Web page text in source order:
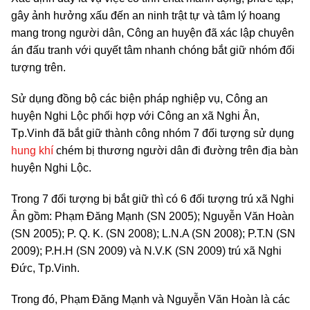
gây ảnh hưởng xấu đến an ninh trật tự và tâm lý hoang
mang trong người dân, Công an huyện đã xác lập chuyên
án đấu tranh với quyết tâm nhanh chóng bắt giữ nhóm đối
tượng trên.
Sử dụng đồng bộ các biện pháp nghiệp vụ, Công an
huyện Nghi Lộc phối hợp với Công an xã Nghi Ân,
Tp.Vinh đã bắt giữ thành công nhóm 7 đối tượng sử dụng
hung khí chém bị thương người dân đi đường trên địa bàn
huyện Nghi Lộc.
Trong 7 đối tượng bị bắt giữ thì có 6 đối tượng trú xã Nghi
Ân gồm: Phạm Đăng Mạnh (SN 2005); Nguyễn Văn Hoàn
(SN 2005); P. Q. K. (SN 2008); L.N.A (SN 2008); P.T.N (SN
2009); P.H.H (SN 2009) và N.V.K (SN 2009) trú xã Nghi
Đức, Tp.Vinh.
Trong đó, Phạm Đăng Mạnh và Nguyễn Văn Hoàn là các